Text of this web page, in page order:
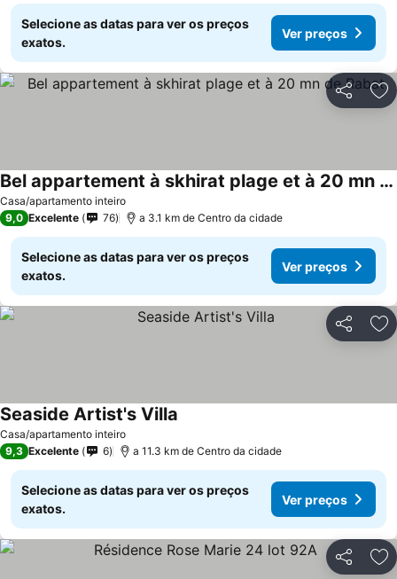
Selecione as datas para ver os preços
exatos.
Ver preços
Partilhar
Casa/apartamento inteiro
Bel appartement à skhirat plage et à 20 mn de Rabat
Ver preços
9,0 Excelente 76 a 3.1 km de Centro da cidade
Selecione as datas para ver os preços
exatos.
Ver preços
Partilhar
Casa/apartamento inteiro
Seaside Artist's Villa
9,3 Excelente 6 a 11.3 km de Centro da cidade
Selecione as datas para ver os preços
exatos.
Ver preços
Partilhar